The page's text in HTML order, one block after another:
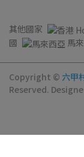
其他國家
國
馬
Copyright © 六甲
Reserved.